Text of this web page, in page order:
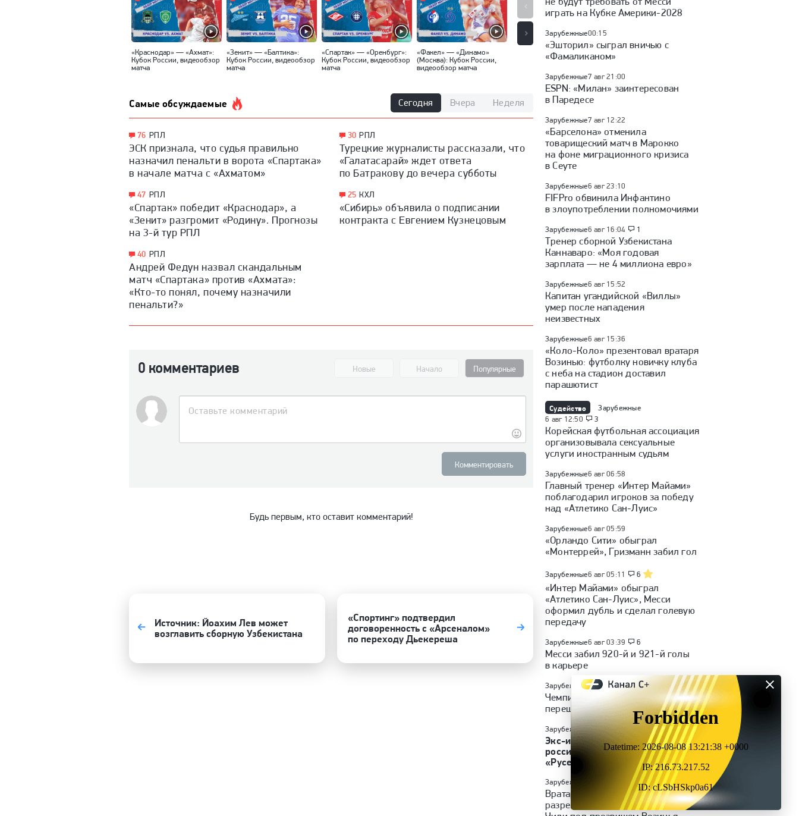
«Краснодар» — «Ахмат»:
Кубок России, видеообзор
матча
«Зенит» — «Балтика»:
Кубок России, видеообзор
матча
«Спартак» — «Оренбург»:
Кубок России, видеообзор
матча
«Факел» — «Динамо»
(Москва): Кубок России,
видеообзор матча
«Локомотив» — ЦСКА:
Кубок России, видеообзор
«Динамо» (Махачкала) —
«Крылья Советов»: Кубок
Самые обсуждаемые Сегодня Вчера Неделя
76 РПЛ
ЭСК признала, что судья правильно
назначил пенальти в ворота «Спартака»
в начале матча с «Ахматом»
47 РПЛ
«Спартак» победит «Краснодар», а
«Зенит» разгромит «Родину». Прогнозы
на 3-й тур РПЛ
40 РПЛ
Андрей Федун назвал скандальным
матч «Спартака» против «Ахмата»:
«Кто-то понял, почему назначили
пенальти?»
30 РПЛ
Турецкие журналисты рассказали, что
«Галатасарай» ждет ответа
по Батракову до вечера субботы
25 КХЛ
«Сибирь» объявила о подписании
контракта с Евгением Кузнецовым
0 комментариев Новые Начало Популярные
Комментировать
Будь первым, кто оставит комментарий!
Источник: Йоахим Лев может
возглавить сборную Узбекистана
«Спортинг» подтвердил
договоренность с «Арсеналом»
по переходу Дьекереша
играть на Кубке Америки-2028
Зарубежные00:15
«Эшторил» сыграл вничью с
«Фамаликаном»
Зарубежные7 авг 21:00
ESPN: «Милан» заинтересован
в Паредесе
Зарубежные7 авг 12:22
«Барселона» отменила
товарищеский матч в Марокко
на фоне миграционного кризиса
в Сеуте
Зарубежные6 авг 23:10
FIFPro обвинила Инфантино
в злоупотреблении полномочиями
Зарубежные6 авг 16:04 1
Тренер сборной Узбекистана
Каннаваро: «Моя годовая
зарплата — не 4 миллиона евро»
Зарубежные6 авг 15:52
Капитан угандийской «Виллы»
умер после нападения
неизвестных
Зарубежные6 авг 15:36
«Коло-Коло» презентовал вратаря
Возинью: футболку новичку клуба
с неба на стадион доставил
парашютист
Судейство
Зарубежные
6 авг 12:50
3
Корейская футбольная ассоциация
организовывала сексуальные
услуги иностранным судьям
Зарубежные6 авг 06:58
Главный тренер «Интер Майами»
поблагодарил игроков за победу
над «Атлетико Сан-Луис»
Зарубежные6 авг 05:59
«Орландо Сити» обыграл
«Монтеррей», Гризманн забил гол
Зарубежные6 авг 05:11 6
«Интер Майами» обыграл
«Атлетико Сан-Луис», Месси
оформил дубль и сделал голевую
передачу
Зарубежные6 авг 03:39 6
Месси забил 920-й и 921-й голы
в карьере
Зарубежные6 авг 00:17
Чемпион мира 2018 года Фекир
перешел в «Абху»
Зарубежные5 авг 22:08
Экс-игрок «Локомотива»
россиянин Мампасси перешел в
«Русенборг»
Зарубежные
Вратарю сборной Кабо-Верде
разрешили играть в чемпионате